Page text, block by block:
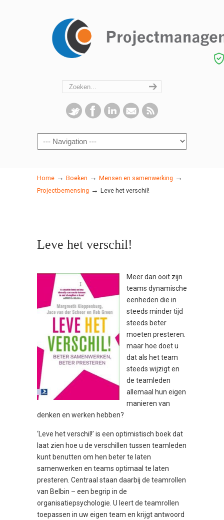
Navigation
Home → Boeken → Mensen en samenwerking →
Projectbemensing → Leve het verschil!
Leve het verschil!
Meer dan ooit zijn
teams dynamische
eenheden die in
steeds minder tijd
steeds beter
moeten presteren.
maar hoe doet u
dat als het team
steeds wijzigt en
de teamleden
allemaal hun eigen
manieren van
denken en werken hebben?
‘Leve het verschil!’ is een optimistisch boek dat
laat zien hoe u de verschillen tussen teamleden
kunt benutten om hen beter te laten
samenwerken en teams optimaal te laten
presteren. Centraal staan daarbij de teamrollen
van Belbin – een begrip in de
organisatiepsychologie. U leert de teamrollen
toepassen in uw eigen team en krijgt antwoord